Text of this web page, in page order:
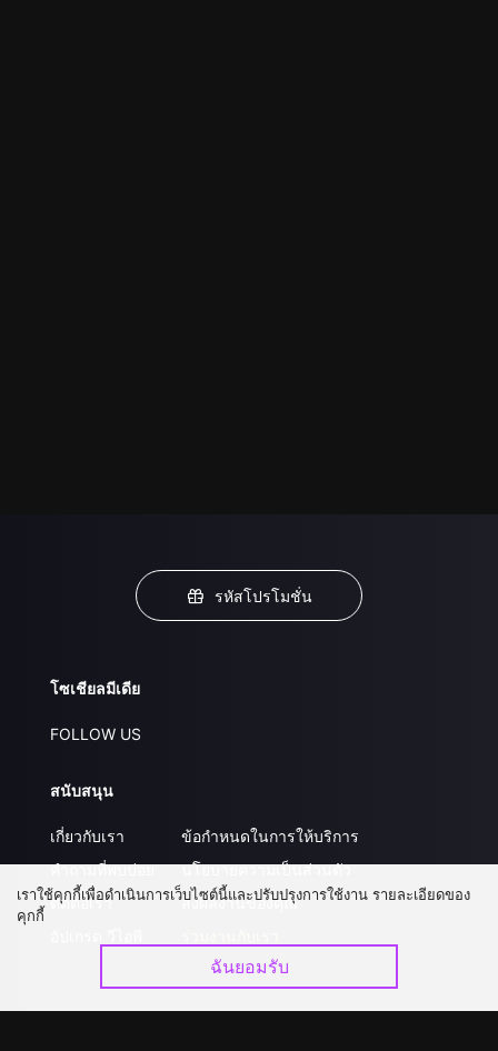
รหัสโปรโมชั่น
โซเชียลมีเดีย
FOLLOW US
สนับสนุน
เกี่ยวกับเรา
คำถามที่พบบ่อย
ติดต่อเรา
ข้อกำหนดในการให้บริการ
นโยบายความเป็นส่วนตัว
ส่งผลงานของคุณ
เราใช้คุกกี้เพื่อดำเนินการเว็บไซต์นี้และปรับปรุงการใช้งาน รายละเอียดของ
คุกกี้
ฉันยอมรับ